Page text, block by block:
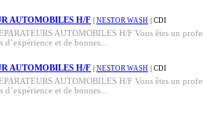
AUTOMOBILES H/F NESTOR WASH | CDI
AUTOMOBILES H/F Vous êtes un
d’expérience et de bonnes...
AUTOMOBILES H/F NESTOR WASH | CDI
AUTOMOBILES H/F Vous êtes un
d’expérience et de bonnes...